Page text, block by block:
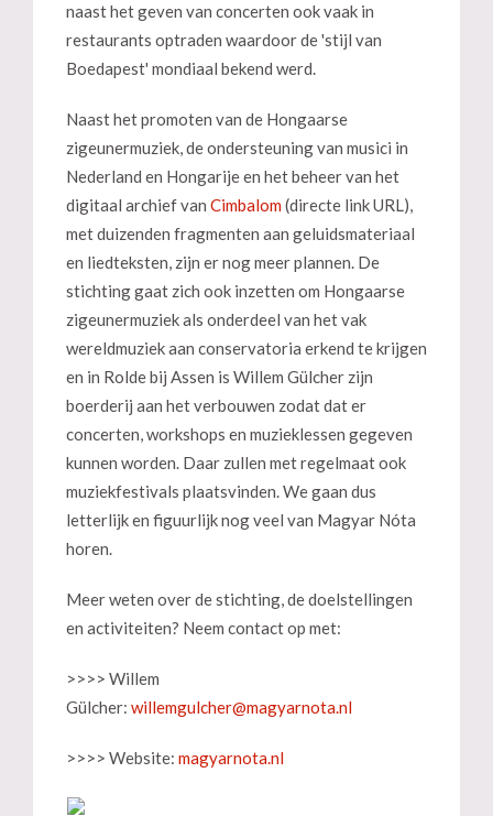
naast het geven van concerten ook vaak in
restaurants optraden waardoor de 'stijl van
Boedapest' mondiaal bekend werd.
Naast het promoten van de Hongaarse
zigeunermuziek, de ondersteuning van musici in
Nederland en Hongarije en het beheer van het
digitaal archief van Cimbalom(directe link URL),
met duizenden fragmenten aan geluidsmateriaal
en liedteksten, zijn er nog meer plannen. De
stichting gaat zich ook inzetten om Hongaarse
zigeunermuziek als onderdeel van het vak
wereldmuziek aan conservatoria erkend te krijgen
en in Rolde bij Assen is Willem Gülcher zijn
boerderij aan het verbouwen zodat dat er
concerten, workshops en muzieklessen gegeven
kunnen worden. Daar zullen met regelmaat ook
muziekfestivals plaatsvinden. We gaan dus
letterlijk en figuurlijk nog veel van Magyar Nóta
horen.
Meer weten over de stichting, de doelstellingen
en activiteiten? Neem contact op met:
>>>> Willem
Gülcher:
>>>> Website: magyarnota.nl